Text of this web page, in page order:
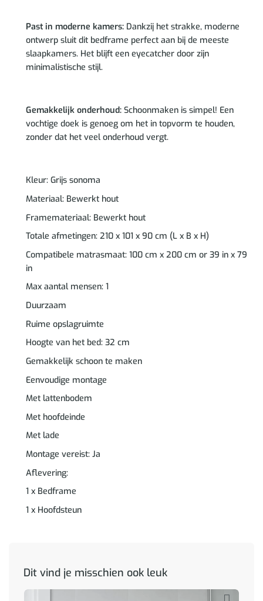
Past in moderne kamers:Dankzij het strakke, moderne
ontwerp sluit dit bedframe perfect aan bij de meeste
slaapkamers. Het blijft een eyecatcher door zijn
minimalistische stijl.
Gemakkelijk onderhoud:Schoonmaken is simpel! Een
vochtige doek is genoeg om het in topvorm te houden,
zonder dat het veel onderhoud vergt.
Kleur: Grijs sonoma
Materiaal: Bewerkt hout
Framemateriaal: Bewerkt hout
Totale afmetingen: 210 x 101 x 90 cm (L x B x H)
Compatibele matrasmaat: 100 cm x 200 cm or 39 in x 79
in
Max aantal mensen: 1
Duurzaam
Ruime opslagruimte
Hoogte van het bed: 32 cm
Gemakkelijk schoon te maken
Eenvoudige montage
Met lattenbodem
Met hoofdeinde
Met lade
Montage vereist: Ja
Aflevering:
1 x Bedframe
1 x Hoofdsteun
Dit vind je misschien ook leuk